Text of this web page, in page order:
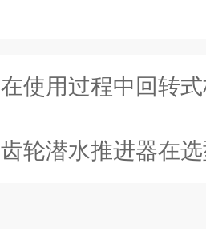
在使用过程中回转式格栅除污
齿轮潜水推进器在选型方